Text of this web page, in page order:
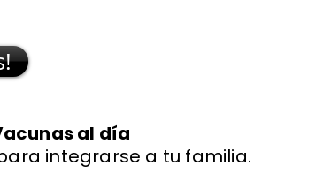
al día
integrarse a tu familia.